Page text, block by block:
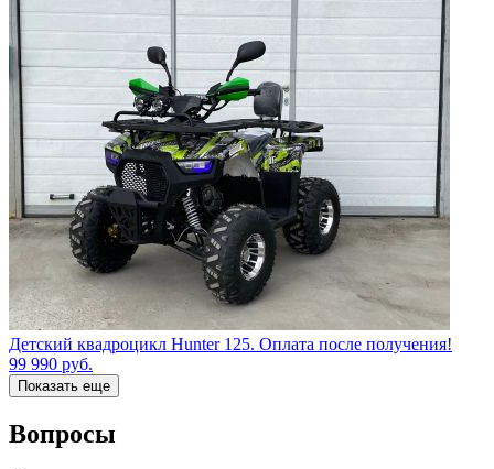
Детский квадроцикл Hunter 125. Оплата после получения!
99 990 руб.
Показать еще
Вопросы